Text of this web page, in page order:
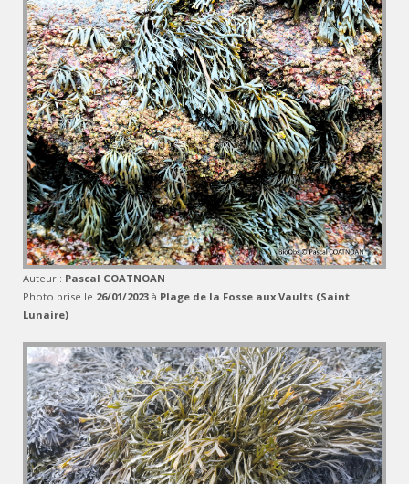
Auteur : Pascal COATNOAN
Photo prise le 26/01/2023 à Plage de la Fosse aux Vaults (Saint
Lunaire)